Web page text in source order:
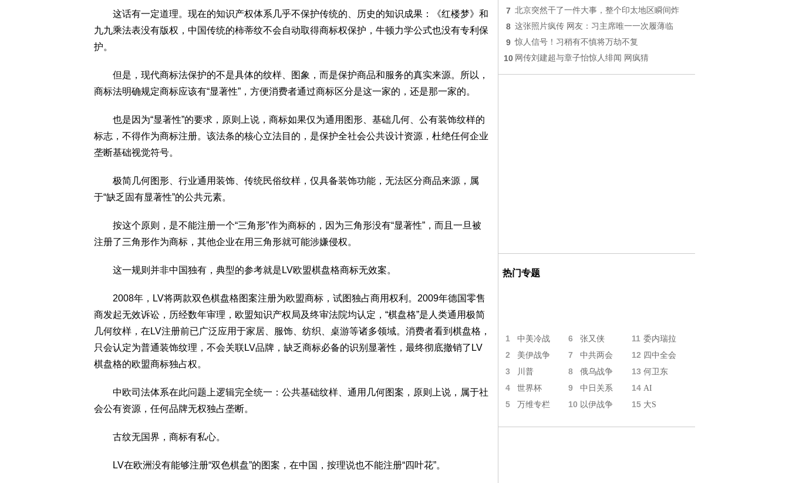
这话有一定道理。现在的知识产权体系几乎不保护传统的、历史的知识成果：《红楼梦》和
九九乘法表没有版权，中国传统的柿蒂纹不会自动取得商标权保护，牛顿力学公式也没有专利保
护。
但是，现代商标法保护的不是具体的纹样、图象，而是保护商品和服务的真实来源。所以，
商标法明确规定商标应该有“显著性”，方便消费者通过商标区分是这一家的，还是那一家的。
也是因为“显著性”的要求，原则上说，商标如果仅为通用图形、基础几何、公有装饰纹样的
标志，不得作为商标注册。该法条的核心立法目的，是保护全社会公共设计资源，杜绝任何企业
垄断基础视觉符号。
极简几何图形、行业通用装饰、传统民俗纹样，仅具备装饰功能，无法区分商品来源，属
于“缺乏固有显著性”的公共元素。
按这个原则，是不能注册一个“三角形”作为商标的，因为三角形没有“显著性”，而且一旦被
注册了三角形作为商标，其他企业在用三角形就可能涉嫌侵权。
这一规则并非中国独有，典型的参考就是LV欧盟棋盘格商标无效案。
2008年，LV将两款双色棋盘格图案注册为欧盟商标，试图独占商用权利。2009年德国零售
商发起无效诉讼，历经数年审理，欧盟知识产权局及终审法院均认定，“棋盘格”是人类通用极简
几何纹样，在LV注册前已广泛应用于家居、服饰、纺织、桌游等诸多领域。消费者看到棋盘格，
只会认定为普通装饰纹理，不会关联LV品牌，缺乏商标必备的识别显著性，最终彻底撤销了LV
棋盘格的欧盟商标独占权。
中欧司法体系在此问题上逻辑完全统一：公共基础纹样、通用几何图案，原则上说，属于社
会公有资源，任何品牌无权独占垄断。
古纹无国界，商标有私心。
LV在欧洲没有能够注册“双色棋盘”的图案，在中国，按理说也不能注册“四叶花”。
7 北京突然干了一件大事，整个印太地区瞬间炸
8 这张照片疯传 网友：习主席唯一一次履薄临
9 惊人信号！习稍有不慎将万劫不复
10 网传刘建超与章子怡惊人绯闻 网疯猜
热门专题
1 中美冷战 6 张又侠 11 委内瑞拉
2 美伊战争 7 中共两会 12 四中全会
3 川普 8 俄乌战争 13 何卫东
4 世界杯 9 中日关系 14 AI
5 万维专栏 10 以伊战争 15 大S